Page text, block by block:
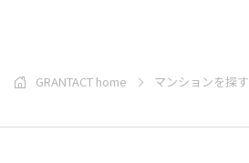
GRANTACT home マンションを探す